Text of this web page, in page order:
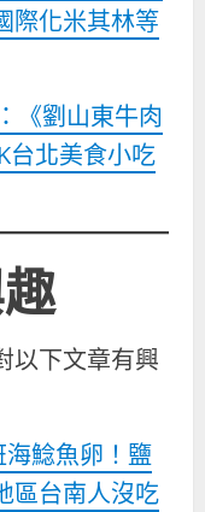
際化米其林等
《劉山東牛肉
台北美食小吃
以下文章有興
鯰魚卵！鹽
區台南人沒吃